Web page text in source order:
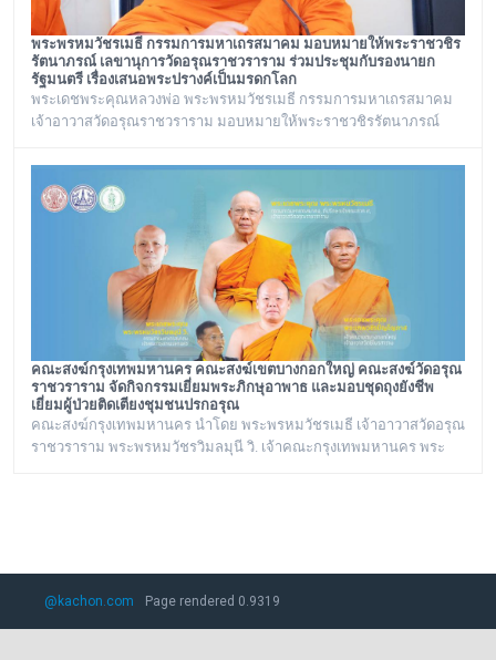
พระพรหมวัชรเมธี กรรมการมหาเถรสมาคม มอบหมายให้พระราชวชิร
รัตนาภรณ์ เลขานุการวัดอรุณราชวราราม ร่วมประชุมกับรองนายก
รัฐมนตรี เรื่องเสนอพระปรางค์เป็นมรดกโลก
พระเดชพระคุณหลวงพ่อ พระพรหมวัชรเมธี กรรมการมหาเถรสมาคม
เจ้าอาวาสวัดอรุณราชวราราม มอบหมายให้พระราชวชิรรัตนาภรณ์
รัฐมนตรี เรื่องเสนอพระปรางค์เป็นมรดกโลก ณ ทำเนียบรัฐบาล
คณะสงฆ์กรุงเทพมหานคร คณะสงฆ์เขตบางกอกใหญ่ คณะสงฆ์วัดอรุณ
ราชวราราม จัดกิจกรรมเยี่ยมพระภิกษุอาพาธ และมอบชุดถุงยังชีพ
เยี่ยมผู้ป่วยติดเตียงชุมชนปรกอรุณ
คณะสงฆ์กรุงเทพมหานคร นำโดย พระพรหมวัชรเมธี เจ้าอาวาสวัดอรุณ
ราชวราราม พระพรหมวัชรวิมลมุนี วิ. เจ้าคณะกรุงเทพมหานคร พระ
@kachon.com Page rendered 0.9319